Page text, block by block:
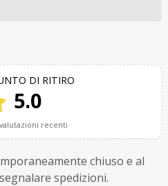
DI RITIRO
5.0
valutazioni recenti
chiuso e al
spedizioni.